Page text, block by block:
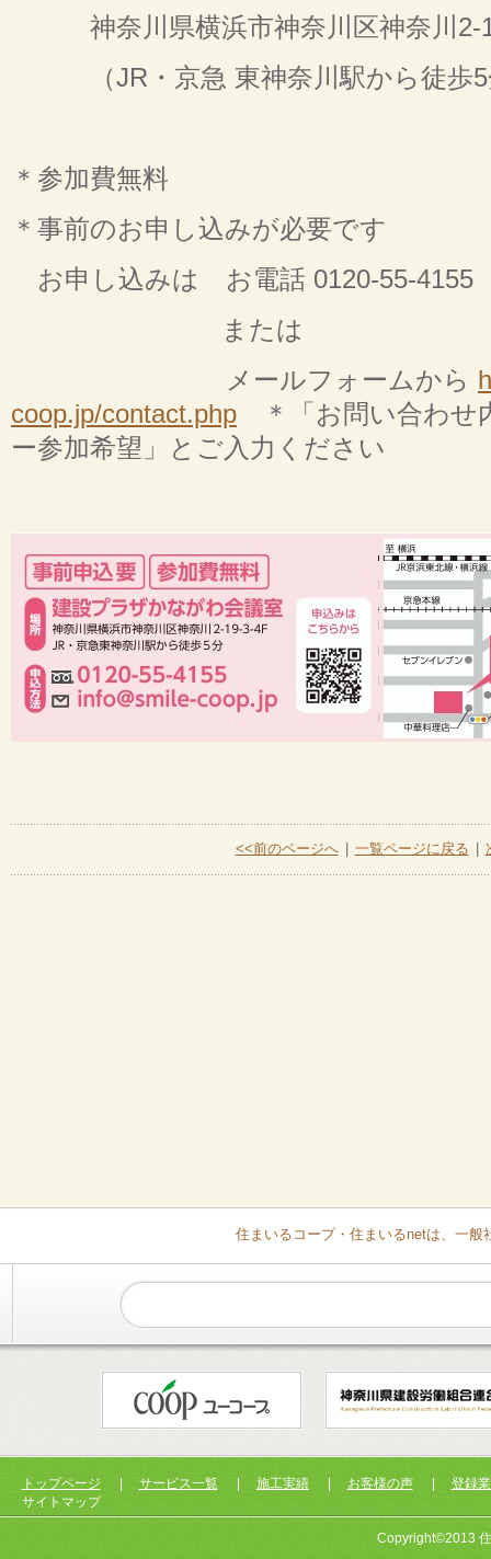
神奈川県横浜市神奈川区神奈川2-
（JR・京急 東神奈川駅から徒歩5
＊参加費無料
＊事前のお申し込みが必要です
お申し込みは お電話 0120-55-4155
または
メールフォームから
coop.jp/contact.php ＊「お問い合わせ
ー参加希望」とご入力ください
<<前のページへ 一覧ページに戻る
住まいるコープ・住まいるnetは、一
トップページ サービス一覧 施工実績 お客様の声
登録
サイトマップ
Copyright©2013